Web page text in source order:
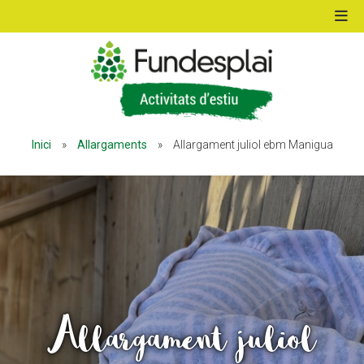
Inici » Allargaments » Allargament juliol ebm Manigua
Allargament juliol
ACTIVITATS D'ESTIU
ALBERG CENTRE ESPLAI
FORMACIÓ